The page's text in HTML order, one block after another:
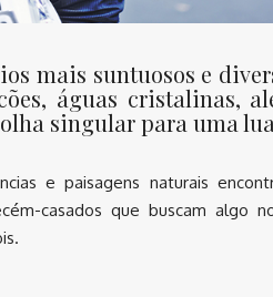
mais suntuosos e
águas cristalinas,
singular para uma
e paisagens naturais
casados que buscam algo